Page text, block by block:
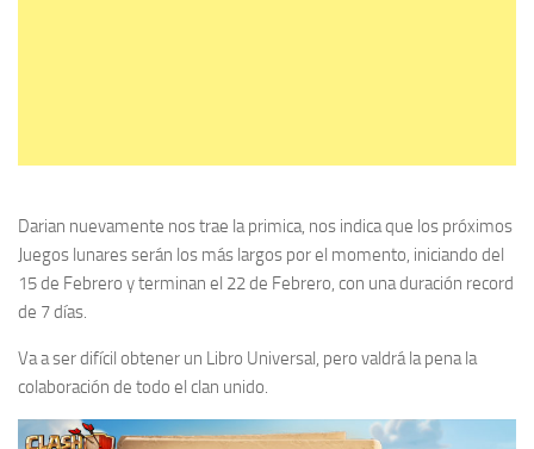
Darian nuevamente nos trae la primica, nos indica que los próximos
Juegos lunares serán los más largos por el momento, iniciando del
15 de Febrero y terminan el 22 de Febrero, con una duración record
de 7 días.
Va a ser difícil obtener un Libro Universal, pero valdrá la pena la
colaboración de todo el clan unido.